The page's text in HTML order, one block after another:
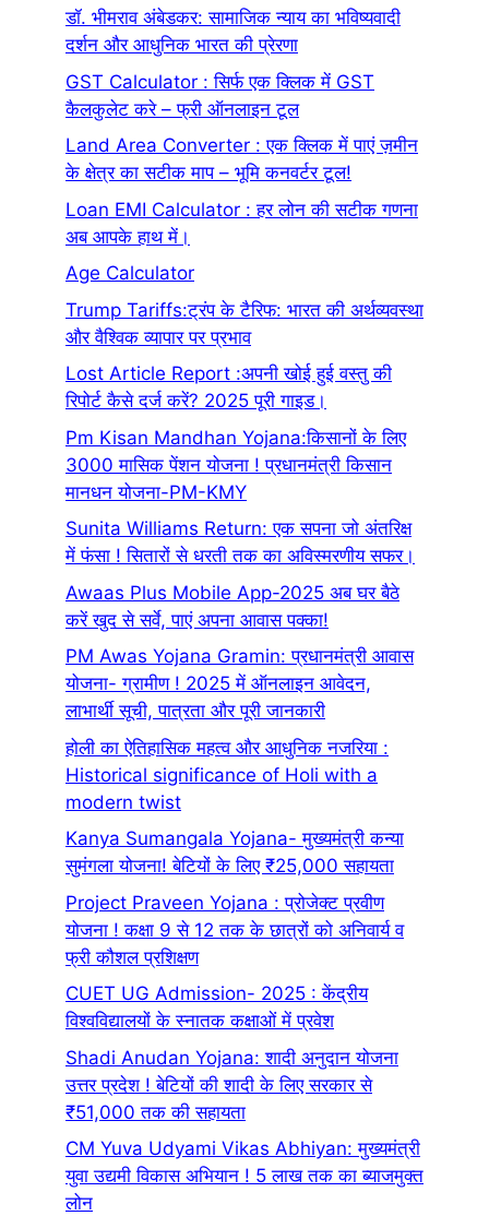
डॉ. भीमराव अंबेडकर: सामाजिक न्याय का भविष्यवादी
दर्शन और आधुनिक भारत की प्रेरणा
GST Calculator : सिर्फ एक क्लिक में GST
कैलकुलेट करे – फ्री ऑनलाइन टूल
Land Area Converter : एक क्लिक में पाएं ज़मीन
के क्षेत्र का सटीक माप – भूमि कनवर्टर टूल!
Loan EMI Calculator : हर लोन की सटीक गणना
अब आपके हाथ में।
Age Calculator
Trump Tariffs:ट्रंप के टैरिफ: भारत की अर्थव्यवस्था
और वैश्विक व्यापार पर प्रभाव
Lost Article Report :अपनी खोई हुई वस्तु की
रिपोर्ट कैसे दर्ज करें? 2025 पूरी गाइड।
Pm Kisan Mandhan Yojana:किसानों के लिए
3000 मासिक पेंशन योजना ! प्रधानमंत्री किसान
मानधन योजना-PM-KMY
Sunita Williams Return: एक सपना जो अंतरिक्ष
में फंसा ! सितारों से धरती तक का अविस्मरणीय सफर।
Awaas Plus Mobile App-2025 अब घर बैठे
करें खुद से सर्वे, पाएं अपना आवास पक्का!
PM Awas Yojana Gramin: प्रधानमंत्री आवास
योजना- ग्रामीण ! 2025 में ऑनलाइन आवेदन,
लाभार्थी सूची, पात्रता और पूरी जानकारी
होली का ऐतिहासिक महत्व और आधुनिक नजरिया :
Historical significance of Holi with a
modern twist
Kanya Sumangala Yojana- मुख्यमंत्री कन्या
सुमंगला योजना! बेटियों के लिए ₹25,000 सहायता
Project Praveen Yojana : प्रोजेक्ट प्रवीण
योजना ! कक्षा 9 से 12 तक के छात्रों को अनिवार्य व
फ्री कौशल प्रशिक्षण
CUET UG Admission- 2025 : केंद्रीय
विश्वविद्यालयों के स्नातक कक्षाओं में प्रवेश
Shadi Anudan Yojana: शादी अनुदान योजना
उत्तर प्रदेश ! बेटियों की शादी के लिए सरकार से
₹51,000 तक की सहायता
CM Yuva Udyami Vikas Abhiyan: मुख्यमंत्री
युवा उद्यमी विकास अभियान ! 5 लाख तक का ब्याजमुक्त
लोन